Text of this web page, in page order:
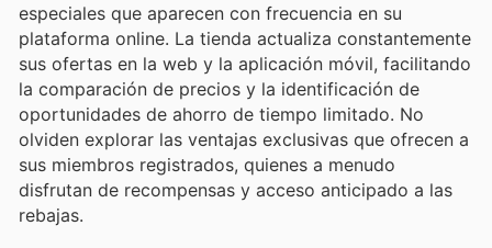
especiales que aparecen con frecuencia en su
plataforma online. La tienda actualiza constantemente
sus ofertas en la web y la aplicación móvil, facilitando
la comparación de precios y la identificación de
oportunidades de ahorro de tiempo limitado. No
olviden explorar las ventajas exclusivas que ofrecen a
sus miembros registrados, quienes a menudo
disfrutan de recompensas y acceso anticipado a las
rebajas.